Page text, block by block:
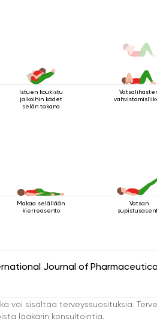
Istuen koukistu
jalkoihin kädet
selän takana
Makaa selällään
kierreasento
Vatsan
Journal of
voi sisältää terveyssuosituksia.
lääkärin konsultointia.